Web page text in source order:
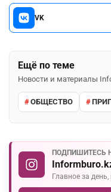
VK
Ещё по теме
Новости и материалы
ОБЩЕСТВО
ПОДПИШИТЕСЬ
Главное за